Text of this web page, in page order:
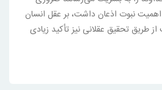
نبوت اذعان داشت، بر عقل انسان
طریق تحقیق عقلانی نیز تأکید زیادی